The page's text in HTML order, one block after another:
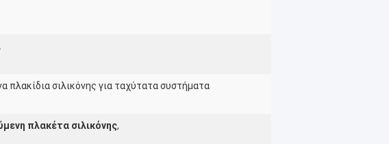
πλακίδια σιλικόνης για ταχύτατα συστήματα
πλακέτα σιλικόνης,